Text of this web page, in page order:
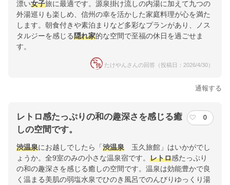
漂い女子旅に最適です。源泉掛け流しの内湯に加えて九つの
外湯巡りも楽しめ、信州の幸を活かした家庭料理が心を満た
します。朝食付きや素泊まりなど多彩なプランがあり、ノス
タルジーを感じる隠れ家的な空間で至福の休日を過ごせま
す。
たけやんさんの回答（投稿日：2026/4/30）
通報する
レトロ感たっぷりの和の趣深さを感じる癒
しの空間です。
0
渋温泉にお越しでしたら「 渋温泉 玉久旅館」はいかがでし
ょうか。全9室のみの小さな温泉宿です。 レトロ感たっぷり
の和の趣深さを感じる癒しの空間です。温泉は効能豊かで良
く温まる美肌の弱塩水泉でひのき風呂でのんびりゆっくり湯